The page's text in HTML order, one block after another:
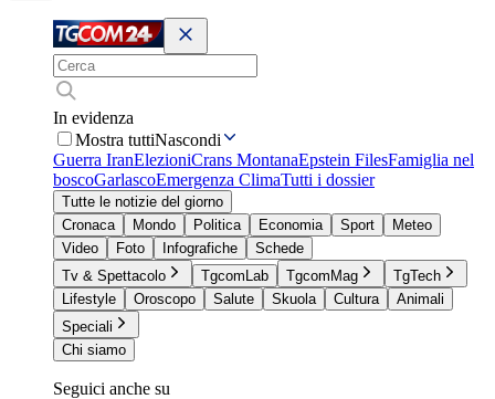
In evidenza
Mostra tuttiNascondi
Guerra IranElezioniCrans MontanaEpstein FilesFamiglia nel
boscoGarlascoEmergenza ClimaTutti i dossier
Tutte le notizie del giorno
Cronaca
Mondo Politica Economia Sport
Meteo
Video
Foto Infografiche
Schede
Tv & Spettacolo
TgcomLab TgcomMag
TgTech
Lifestyle
Oroscopo Salute Skuola Cultura
Animali
Speciali
Chi siamo
Seguici anche su